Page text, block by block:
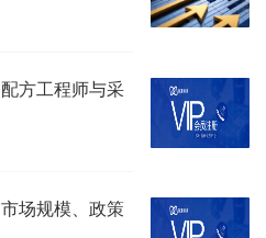
方工程师与采
场规模、政策